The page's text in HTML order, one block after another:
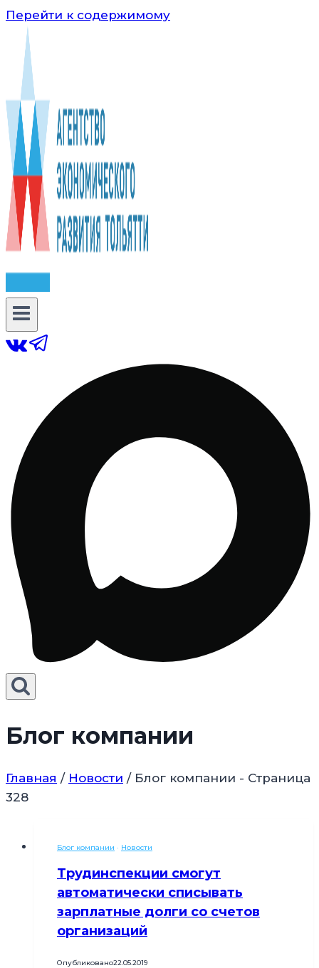
Перейти к содержимому
Блог компании
Главная / Новости / Блог компании - Страница
328
Блог компании · Новости
Трудинспекции смогут
автоматически списывать
зарплатные долги со счетов
организаций
Опубликовано22.05.2019